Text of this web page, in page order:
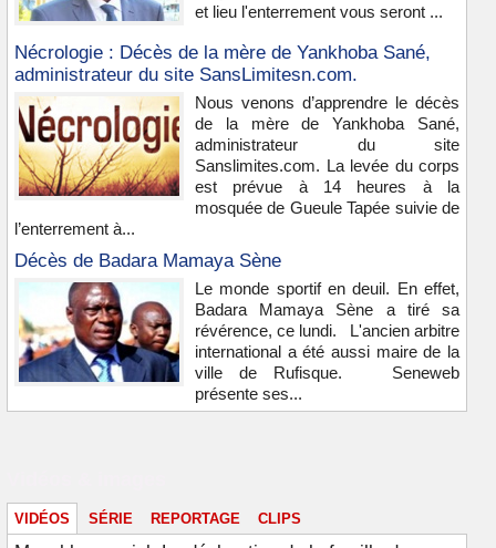
et lieu l'enterrement vous seront ...
Nécrologie : Décès de la mère de Yankhoba Sané,
administrateur du site SansLimitesn.com.
Nous venons d’apprendre le décès
de la mère de Yankhoba Sané,
administrateur du site
Sanslimites.com. La levée du corps
est prévue à 14 heures à la
mosquée de Gueule Tapée suivie de
l’enterrement à...
Décès de Badara Mamaya Sène
Le monde sportif en deuil. En effet,
Badara Mamaya Sène a tiré sa
révérence, ce lundi. L'ancien arbitre
international a été aussi maire de la
ville de Rufisque. Seneweb
présente ses...
VIDÉOS SÉRIE REPORTAGE CLIPS